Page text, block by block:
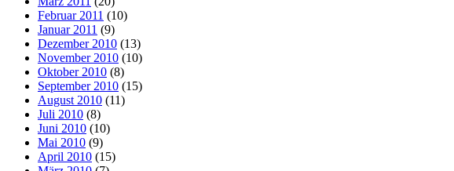
Februar 2011 (10)
Januar 2011 (9)
Dezember 2010 (13)
November 2010 (10)
Oktober 2010 (8)
September 2010 (15)
August 2010 (11)
Juli 2010 (8)
Juni 2010 (10)
Mai 2010 (9)
April 2010 (15)